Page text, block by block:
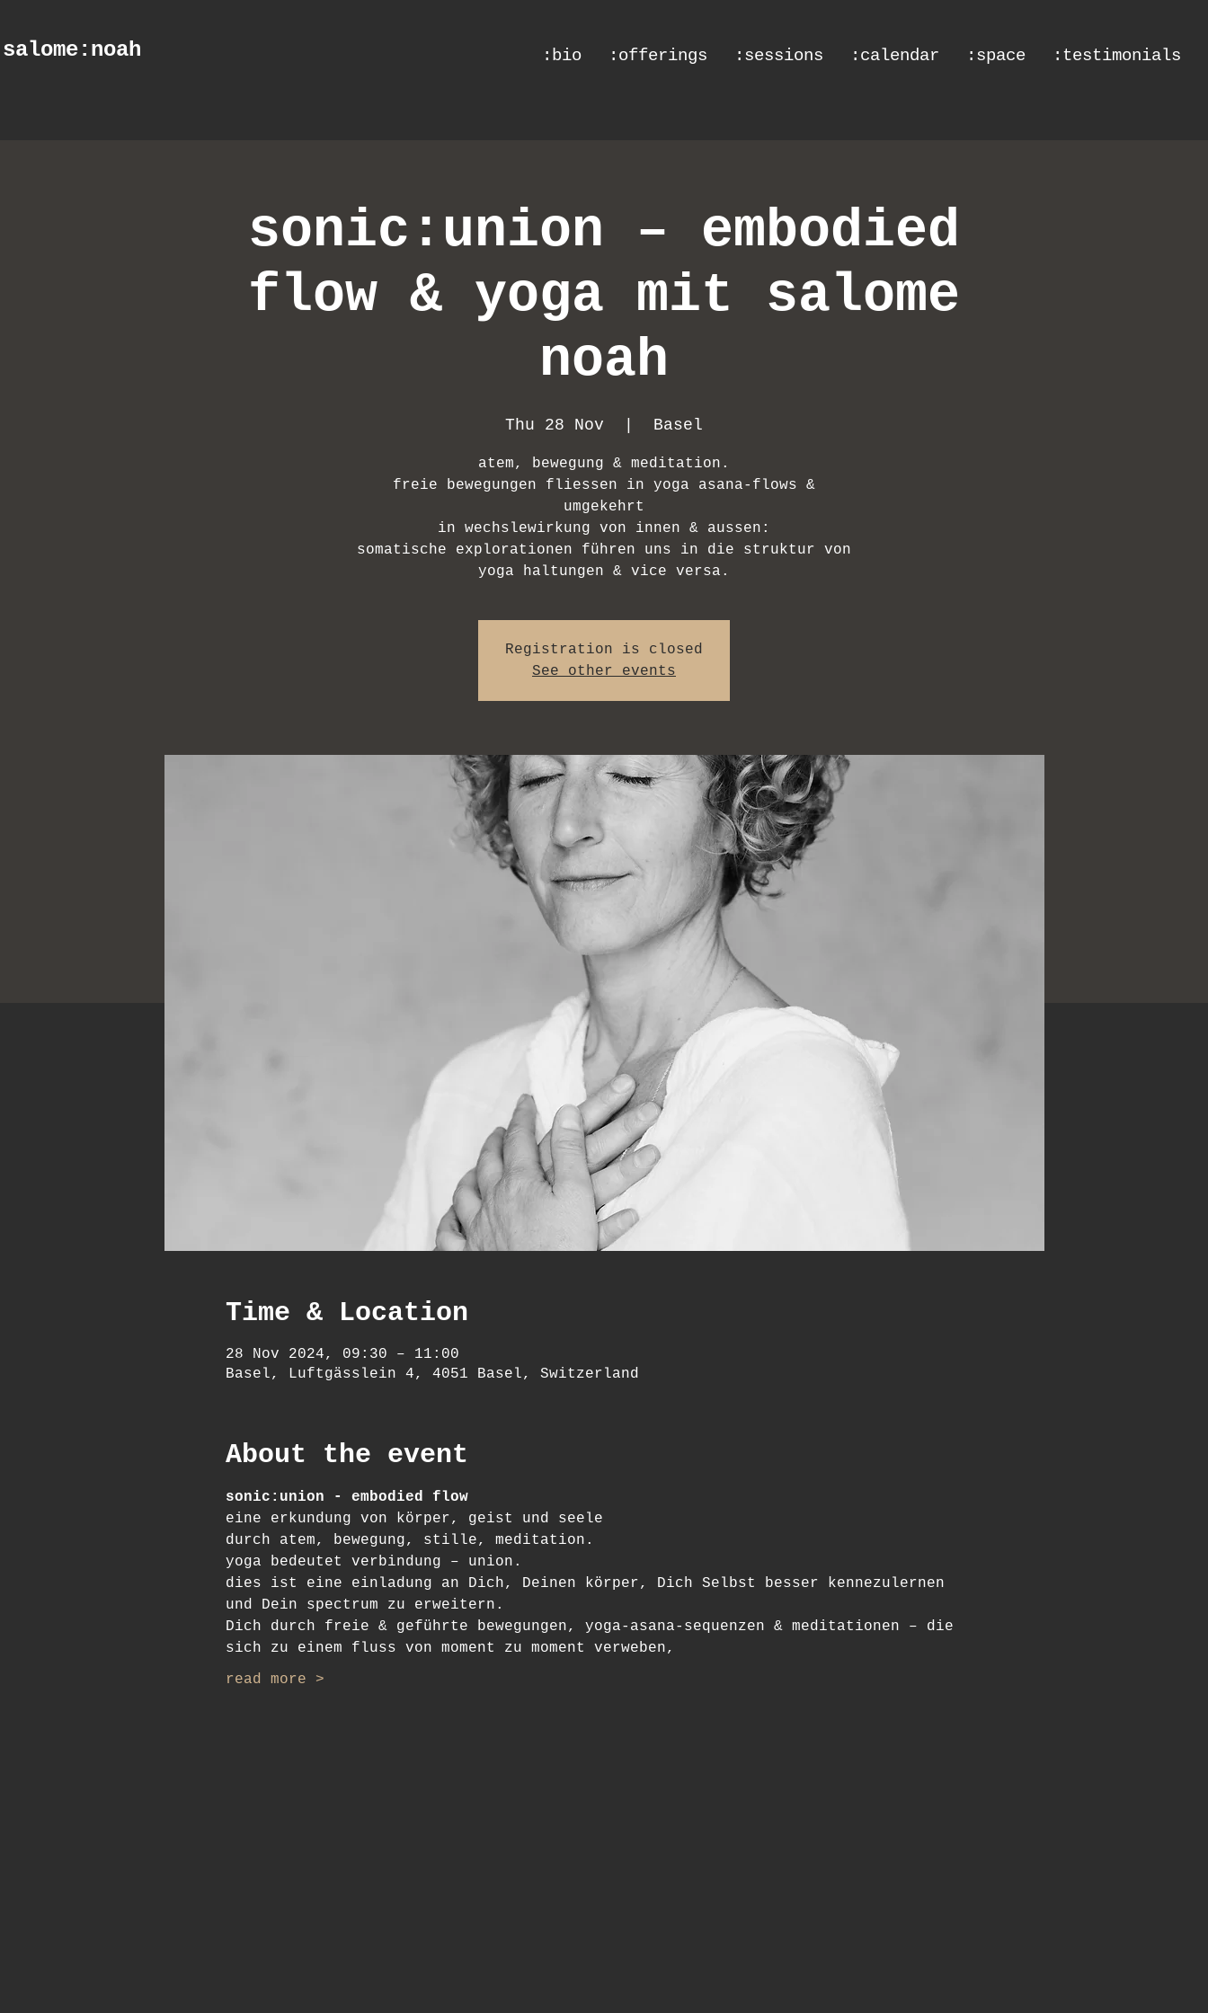
salome:noah :bio :offerings :sessions :calendar :space :testimonials
sonic:union – embodied
flow & yoga mit salome
noah
Thu 28 Nov Basel
atem, bewegung & meditation.
freie bewegungen fliessen in yoga asana-flows &
umgekehrt
in wechslewirkung von innen & aussen:
somatische explorationen führen uns in die struktur von
yoga haltungen & vice versa.
Registration is closed
See other events
Time & Location
28 Nov 2024, 09:30 – 11:00
Basel, Luftgässlein 4, 4051 Basel, Switzerland
About the event
sonic:union - embodied flow
eine erkundung von körper, geist und seele
durch atem, bewegung, stille, meditation.
yoga bedeutet verbindung – union.
dies ist eine einladung an Dich, Deinen körper, Dich Selbst besser kennezulernen
und Dein spectrum zu erweitern.
Dich durch freie & geführte bewegungen, yoga-asana-sequenzen & meditationen – die
sich zu einem fluss von moment zu moment verweben,
read more >